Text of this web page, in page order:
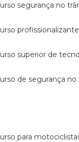
curso segurança no
curso
curso superior de
curso de segurança
curso para